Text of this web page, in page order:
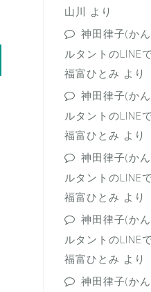
山川 より
神田律子(か
ルタントのLINE
福富ひとみ より
神田律子(か
ルタントのLINE
福富ひとみ より
神田律子(か
ルタントのLINE
福富ひとみ より
神田律子(か
ルタントのLINE
福富ひとみ より
神田律子(か